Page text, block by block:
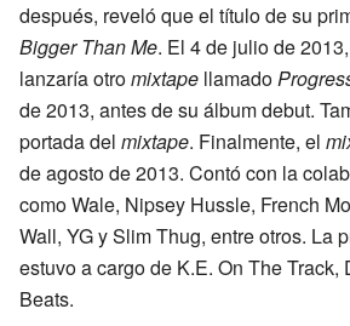
después, reveló que el título de su
Bigger Than Me. El 4 de julio de
lanzaría otromixtape llamado
de 2013, antes de su álbum debut.
portada del mixtape. Finalmente, el
de agosto de 2013. Contó con la
como Wale, Nipsey Hussle, French
Wall, YG y Slim Thug, entre otros. La
estuvo a cargo de K.E. On The Track,
Beats.